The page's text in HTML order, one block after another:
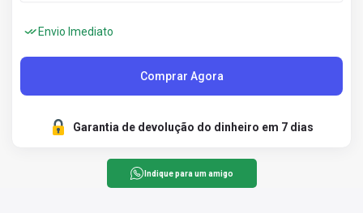
Envio Imediato
Comprar Agora
Garantia de devolução do dinheiro em 7 dias
Indique para um amigo